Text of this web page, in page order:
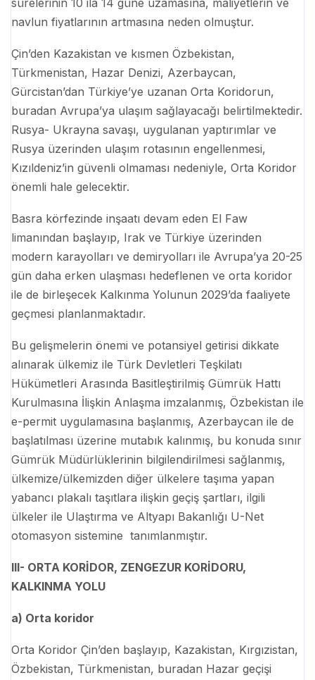
sürelerinin 10 ila 14 güne uzamasına, maliyetlerin ve
navlun fiyatlarının artmasına neden olmuştur.
Çin’den Kazakistan ve kısmen Özbekistan,
Türkmenistan, Hazar Denizi, Azerbaycan,
Gürcistan’dan Türkiye’ye uzanan Orta Koridorun,
buradan Avrupa’ya ulaşım sağlayacağı belirtilmektedir.
Rusya- Ukrayna savaşı, uygulanan yaptırımlar ve
Rusya üzerinden ulaşım rotasının engellenmesi,
Kızıldeniz’in güvenli olmaması nedeniyle, Orta Koridor
önemli hale gelecektir.
Basra körfezinde inşaatı devam eden El Faw
limanından başlayıp, Irak ve Türkiye üzerinden
modern karayolları ve demiryolları ile Avrupa’ya 20-25
gün daha erken ulaşması hedeflenen ve orta koridor
ile de birleşecek Kalkınma Yolunun 2029’da faaliyete
geçmesi planlanmaktadır.
Bu gelişmelerin önemi ve potansiyel getirisi dikkate
alınarak ülkemiz ile Türk Devletleri Teşkilatı
Hükümetleri Arasında Basitleştirilmiş Gümrük Hattı
Kurulmasına İlişkin Anlaşma imzalanmış, Özbekistan ile
e-permit uygulamasına başlanmış, Azerbaycan ile de
başlatılması üzerine mutabık kalınmış, bu konuda sınır
Gümrük Müdürlüklerinin bilgilendirilmesi sağlanmış,
ülkemize/ülkemizden diğer ülkelere taşıma yapan
yabancı plakalı taşıtlara ilişkin geçiş şartları, ilgili
ülkeler ile Ulaştırma ve Altyapı Bakanlığı U-Net
otomasyon sistemine tanımlanmıştır.
III- ORTA KORİDOR, ZENGEZUR KORİDORU,
KALKINMA YOLU
a) Orta koridor
Orta Koridor Çin’den başlayıp, Kazakistan, Kırgızistan,
Özbekistan, Türkmenistan, buradan Hazar geçişi